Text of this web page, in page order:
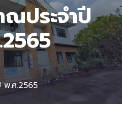
ณประจำปี
พ.ศ.2565